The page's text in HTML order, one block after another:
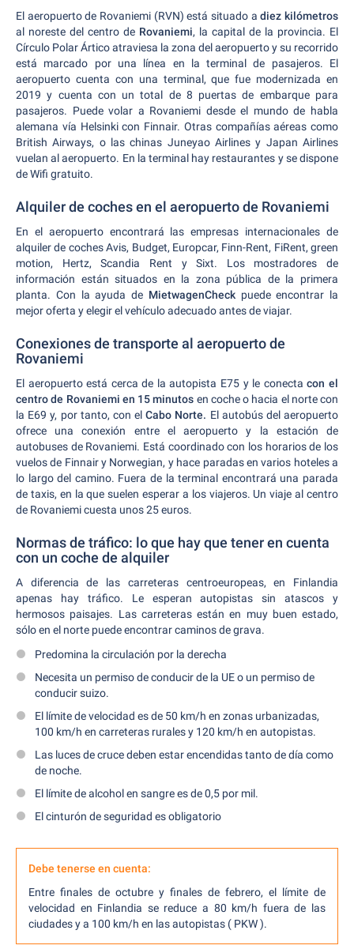
El aeropuerto de Rovaniemi (RVN) está situado adiez kilómetros
al noreste del centro de Rovaniemi, la capital de la provincia. El
Círculo Polar Ártico atraviesa la zona del aeropuerto y su recorrido
está marcado por una línea en la terminal de pasajeros. El
aeropuerto cuenta con una terminal, que fue modernizada en
2019 y cuenta con un total de 8 puertas de embarque para
pasajeros. Puede volar a Rovaniemi desde el mundo de habla
alemana vía Helsinki con Finnair. Otras compañías aéreas como
British Airways, o las chinas Juneyao Airlines y Japan Airlines
vuelan al aeropuerto. En la terminal hay restaurantes y se dispone
de Wifi gratuito.
Alquiler de coches en el aeropuerto de Rovaniemi
En el aeropuerto encontrará las empresas internacionales de
alquiler de coches Avis, Budget, Europcar, Finn-Rent, FiRent, green
motion, Hertz, Scandia Rent y Sixt. Los mostradores de
información están situados en la zona pública de la primera
planta. Con la ayuda de MietwagenCheckpuede encontrar la
mejor oferta y elegir el vehículo adecuado antes de viajar.
Conexiones de transporte al aeropuerto de
Rovaniemi
El aeropuerto está cerca de la autopista E75 y le conectacon el
centro de Rovaniemi en 15 minutos en coche o hacia el norte con
la E69 y, por tanto, con elCabo Norte. El autobús del aeropuerto
ofrece una conexión entre el aeropuerto y la estación de
autobuses de Rovaniemi. Está coordinado con los horarios de los
vuelos de Finnair y Norwegian, y hace paradas en varios hoteles a
lo largo del camino. Fuera de la terminal encontrará una parada
de taxis, en la que suelen esperar a los viajeros. Un viaje al centro
de Rovaniemi cuesta unos 25 euros.
Normas de tráfico: lo que hay que tener en cuenta
con un coche de alquiler
A diferencia de las carreteras centroeuropeas, en Finlandia
apenas hay tráfico. Le esperan autopistas sin atascos y
hermosos paisajes. Las carreteras están en muy buen estado,
sólo en el norte puede encontrar caminos de grava.
Predomina la circulación por la derecha
Necesita un permiso de conducir de la UE o un permiso de
conducir suizo.
El límite de velocidad es de 50 km/h en zonas urbanizadas,
100 km/h en carreteras rurales y 120 km/h en autopistas.
Las luces de cruce deben estar encendidas tanto de día como
de noche.
El límite de alcohol en sangre es de 0,5 por mil.
El cinturón de seguridad es obligatorio
Debe tenerse en cuenta:
Entre finales de octubre y finales de febrero, el límite de
velocidad en Finlandia se reduce a 80 km/h fuera de las
ciudades y a 100 km/h en las autopistas ( PKW ).